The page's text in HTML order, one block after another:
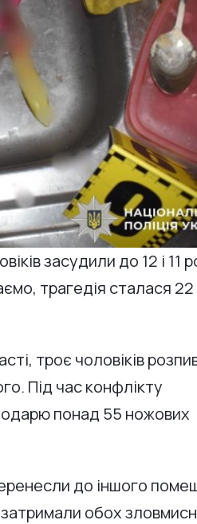
засудили до 12 і 11
трагедія сталася 22
троє чоловіків
Під час конфлікту
понад 55 ножових
до іншого
обох